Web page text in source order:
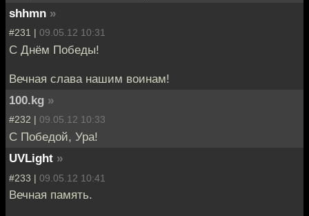
shhmn »
#231 | 09.05.12 10:31
С Днём Победы!
Вечная слава нашим воинам!
100.kg »
#232 | 09.05.12 10:33
С Победой, Ура!
UVLight »
#233 | 09.05.12 10:41
Вечная память.